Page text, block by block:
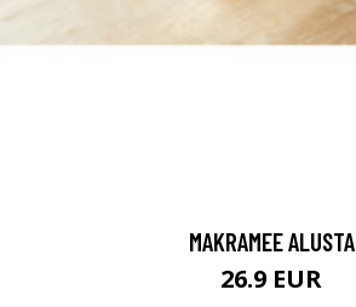
MAKRAMEE ALUSTA
26.9 EUR